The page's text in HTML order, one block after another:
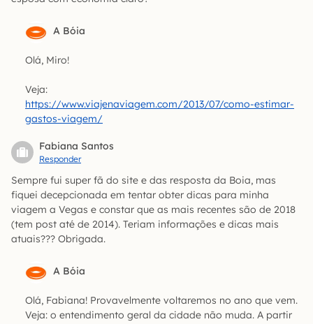
A Bóia
Olá, Miro!
Veja:
https://www.viajenaviagem.com/2013/07/como-estimar-
gastos-viagem/
Fabiana Santos
Responder
Sempre fui super fã do site e das resposta da Boia, mas
fiquei decepcionada em tentar obter dicas para minha
viagem a Vegas e constar que as mais recentes são de 2018
(tem post até de 2014). Teriam informações e dicas mais
atuais??? Obrigada.
A Bóia
Olá, Fabiana! Provavelmente voltaremos no ano que vem.
Veja: o entendimento geral da cidade não muda. A partir